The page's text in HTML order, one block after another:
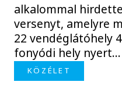
alkalommal
versenyt, amelyre
22 vendéglátóhely
fonyódi hely nyert...
KÖZÉLET